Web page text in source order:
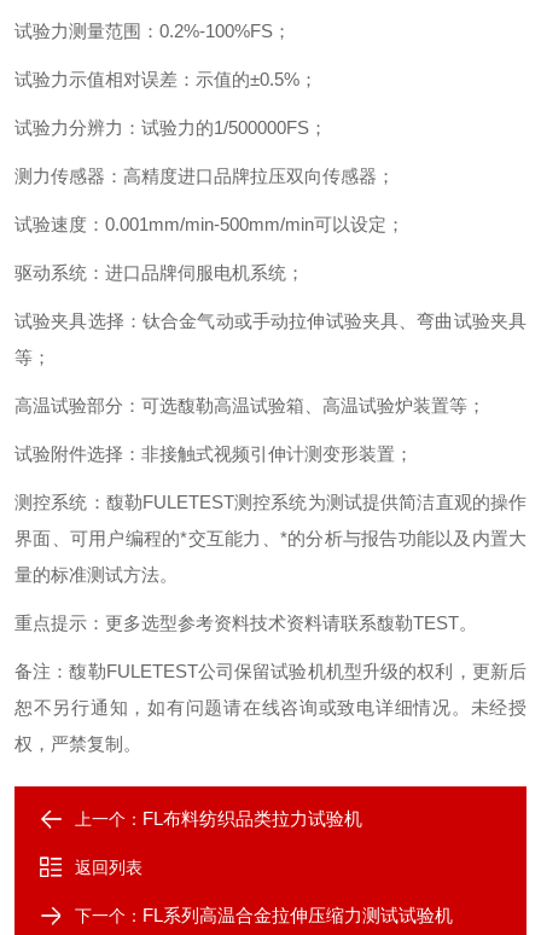
试验力测量范围 ： 0.2%-100%FS ；
试验力示值相对误差 ： 示值的±0.5% ；
试验力分辨力 ： 试验力的1/500000FS ；
测力传感器 ： 高精度进口品牌拉压双向传感器 ；
试验速度 ： 0.001mm/min-500mm/min可以设定 ；
驱动系统 ： 进口品牌伺服电机系统 ；
试验夹具选择 ：钛合金气动或手动拉伸试验夹具、弯曲试验夹具
等 ；
高温试验部分 ： 可选馥勒高温试验箱、高温试验炉装置等 ；
试验附件选择 ： 非接触式视频引伸计测变形装置 ；
测控系统 ： 馥勒FULETEST测控系统为测试提供简洁直观的操作
界面、可用户编程的*交互能力、*的分析与报告功能以及内置大
量的标准测试方法。
重点提示 ： 更多选型参考资料技术资料请联系馥勒TEST。
备注：馥勒FULETEST公司保留试验机机型升级的权利，更新后
恕不另行通知，如有问题请在线咨询或致电详细情况。未经授
权，严禁复制。
上一个： FL布料纺织品类拉力试验机
返回列表
下一个： FL系列高温合金拉伸压缩力测试试验机